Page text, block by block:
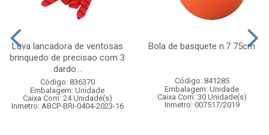
Luva lancadora de ventosas
brinquedo de precisao com 3
dardo...
Código: 836370
Embalagem: Unidade
Caixa Com: 24 Unidade(s)
Inmetro: ABCP-BRI-0404-2023-16
Bola de basquete n.7 75cm
Código: 841285
Embalagem: Unidade
Caixa Com: 30 Unidade(s)
Inmetro: 007517/2019